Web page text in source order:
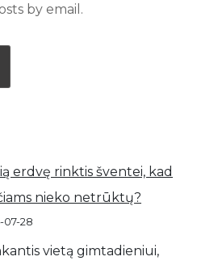
by email.
erdvę rinktis šventei, kad
nieko netrūktų?
07-28
vietą gimtadieniui,